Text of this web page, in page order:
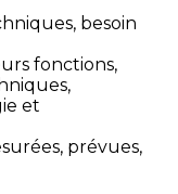
besoin
fonctions,
et
prévues,